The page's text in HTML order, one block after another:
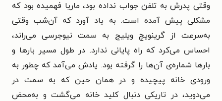
وقتى پدرش به تلفن جواب نداده بود، ماریا فهمیده بود که
مشکلى پیش آمده است. به یاد آورد که آن‌شب وقتى
به‌سرعت از گرینویچ ویلیج به سمت نیوجرسى مى‌راند،
احساس مى‌کرد که راه پایانى ندارد. در طول مسیر بارها و
بارها شماره‌ى آن‌ها را گرفته بود. یادش مى‌آمد که چطور به
ورودى خانه پیچیده و در همان حین که به سمت در
مى‌دوید، در تاریکى دنبال کلید خانه مى‌گشت و به‌محض